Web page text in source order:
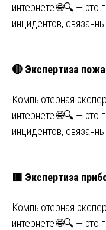
интернете 🌐🔍 — это
инцидентов,
🔴 Экспертиза
Компьютерная
интернете 🌐🔍 — это
инцидентов,
🟥 Экспертиза
Компьютерная
интернете 🌐🔍 — это